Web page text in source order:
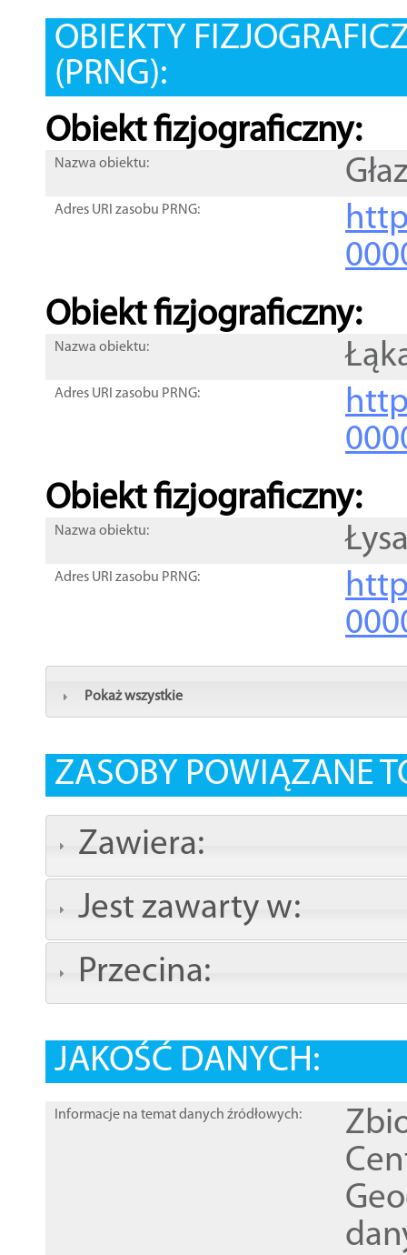
OBIEKTY
(PRNG):
Obiekt fizjograficzny:
Nazwa obiektu:
Adres URI zasobu PRNG:
Obiekt fizjograficzny:
Nazwa obiektu:
Adres URI zasobu PRNG:
Obiekt fizjograficzny:
Nazwa obiektu:
Adres URI zasobu PRNG:
Pokaż wszystkie
ZASOBY POWIĄZANE
Zawiera:
Jest zawarty w:
Przecina:
JAKOŚĆ DANYCH:
Informacje na temat danych źródłowych: